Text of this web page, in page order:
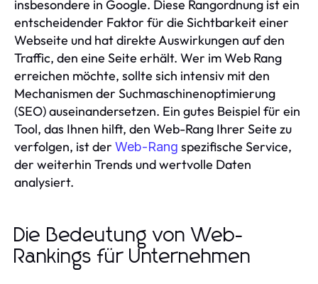
insbesondere in Google. Diese Rangordnung ist ein
entscheidender Faktor für die Sichtbarkeit einer
Webseite und hat direkte Auswirkungen auf den
Traffic, den eine Seite erhält. Wer im Web Rang
erreichen möchte, sollte sich intensiv mit den
Mechanismen der Suchmaschinenoptimierung
(SEO) auseinandersetzen. Ein gutes Beispiel für ein
Tool, das Ihnen hilft, den Web-Rang Ihrer Seite zu
verfolgen, ist der Web-Rang spezifische Service,
der weiterhin Trends und wertvolle Daten
analysiert.
Die Bedeutung von Web-
Rankings für Unternehmen